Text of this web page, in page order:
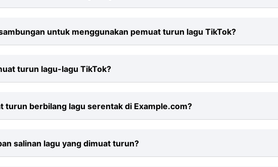
untuk memuat turun lagu TikTok ke MP3 di platform kami.
dan kami menyokong semua penyemak imbas moden
untuk menggunakan pemuat turun lagu TikTok?
sebarang sambungan. Untuk menyimpan lagu TikTok ke
pautan dalam medan input dan klik Muat turun. Apl TikTok
turun lagu-lagu TikTok?
menyalin pautan TikTok yang salah atau sambungan
menghalang muat turun.
turun berbilang lagu serentak di Example.com?
muat turun di Example.com. Anda boleh memuat turun sebarang
MP3.
salinan lagu yang dimuat turun?